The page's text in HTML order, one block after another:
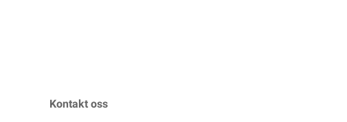
Kontakt oss